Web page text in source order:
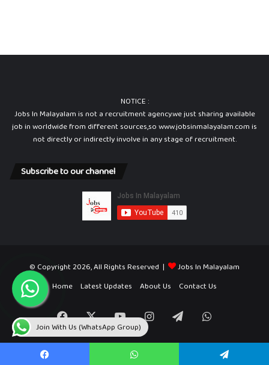
Join With Us (WhatsApp Group)
NOTICE :
Jobs In Malayalam is not a recruitment agency.we just sharing available
job in worldwide from different sources,so www.jobsinmalayalam.com is
not directly or indirectly involve in any stage of recruitment.
Subscribe to our channel
© Copyright 2026, All Rights Reserved |
Jobs In Malayalam
Home
Latest Updates About Us Contact Us
Facebook
X YouTubeInstagramTelegramWhatsApp